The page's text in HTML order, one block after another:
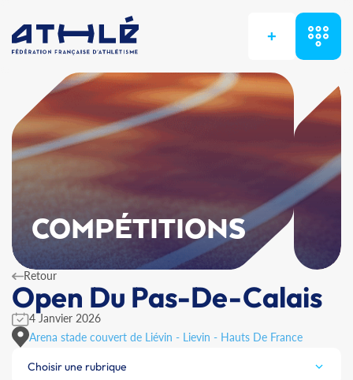
+
COMPÉTITIONS
Retour
Open Du Pas-De-Calais
4 Janvier 2026
Arena stade couvert de Liévin - Lievin - Hauts De France
Choisir une rubrique